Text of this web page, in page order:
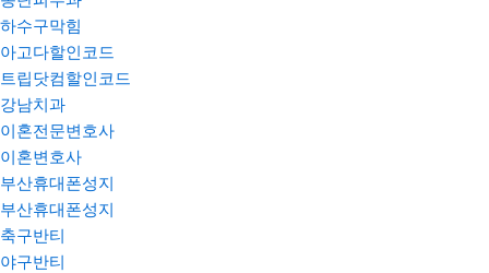
하수구막힘
아고다할인코드
트립닷컴할인코드
강남치과
이혼전문변호사
이혼변호사
부산휴대폰성지
부산휴대폰성지
축구반티
야구반티